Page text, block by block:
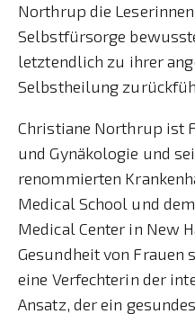
Northrup die
Selbstfürsorge
letztendlich zu ihrer
Selbstheilung
Christiane Northrup ist
und Gynäkologie und
renommierten
Medical School und
Medical Center in New
Gesundheit von Frauen
eine Verfechterin der
Ansatz, der ein